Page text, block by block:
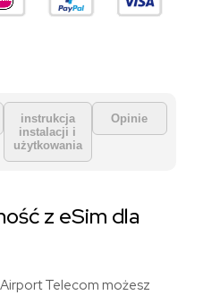
instrukcja
instalacji i
użytkowania
Opinie
z eSim dla
Telecom możesz